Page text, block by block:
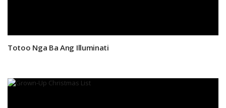
Totoo Nga Ba Ang Illuminati